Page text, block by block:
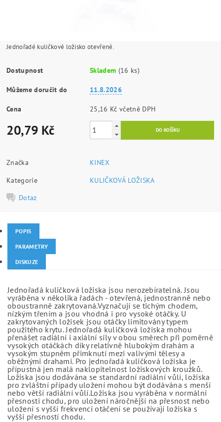
Jednořadé kuličkové ložisko otevřené.
Dostupnost Skladem (16 ks)
Můžeme doručit do 11.8.2026
Cena 25,16 Kč včetně DPH
20,79 Kč
Značka
KINEX
Kategorie
KULIČKOVÁ LOŽISKA
Dotaz
POPIS
PARAMETRY
DISKUZE
Jednořadá kuličková ložiska jsou nerozebíratelná. Jsou
vyráběna v několika řadách - otevřená, jednostranně nebo
oboustranně zakrytovaná.Vyznačují se tichým chodem,
nízkým třením a jsou vhodná i pro vysoké otáčky. U
zakrytovaných ložisek jsou otáčky limitovány typem
použitého krytu. Jednořadá kuličková ložiska mohou
přenášet radiální i axiální síly v obou směrech při poměrně
vysokých otáčkách díky relativně hlubokým drahám a
vysokým stupněm přimknutí mezi valivými tělesy a
oběžnými drahami. Pro jednořadá kuličková ložiska je
přípustná jen malá naklopitelnost ložiskových kroužků.
Ložiska jsou dodávána se standardní radiální vůlí, ložiska
pro zvláštní případy uložení mohou být dodávána s menší
nebo větší radiální vůlí.Ložiska jsou vyráběna v normální
přesnosti chodu, pro uložení náročnější na přesnost nebo
uložení s vyšší frekvencí otáčení se používají ložiska s
vyšší přesností chodu.